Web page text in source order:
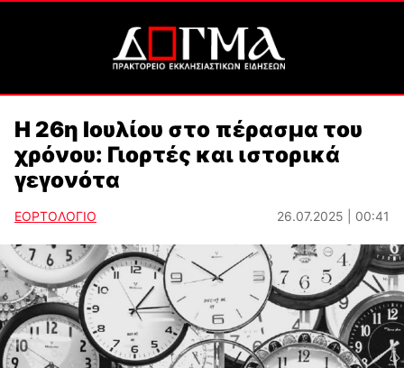
Η 26η Ιουλίου στο πέρασμα του
χρόνου: Γιορτές και ιστορικά
γεγονότα
ΕΟΡΤΟΛΟΓΙΟ 26.07.2025 | 00:41